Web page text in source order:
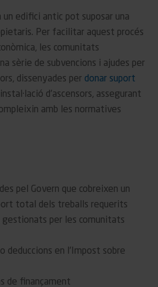
un edifici antic pot suposar una
Per facilitar aquest procés
les comunitats
sèrie de subvencions i ajudes per
dissenyades per donar suport
d’ascensors, assegurant
amb les normatives
pel Govern que cobreixen un
total dels treballs requerits
gestionats per les comunitats
deduccions en l’Impost sobre
de finançament